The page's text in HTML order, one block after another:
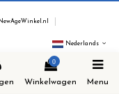
Nederlands
0
Winkelwagen Menu